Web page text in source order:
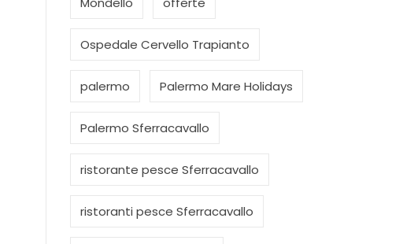
Ospedale Cervello Trapianto
palermo Palermo Mare Holidays
Palermo Sferracavallo
ristorante pesce Sferracavallo
ristoranti pesce Sferracavallo